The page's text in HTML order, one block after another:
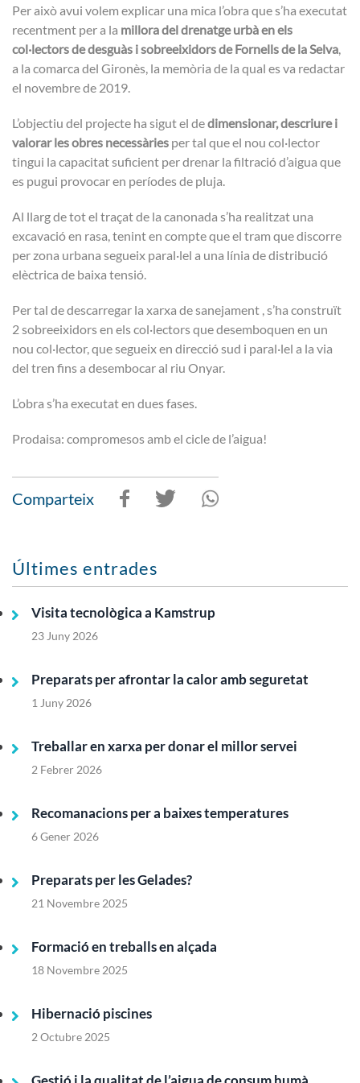
Per això avui volem explicar una mica l’obra que s’ha executat
recentment per a la millora del drenatge urbà en els
col·lectors de desguàs i sobreeixidors de Fornells de la Selva
a la comarca del Gironès, la memòria de la qual es va redactar
el novembre de 2019.
L’objectiu del projecte ha sigut el dedimensionar, descriure i
valorar les obres necessàries per tal que el nou col·lector
tingui la capacitat suficient per drenar la filtració d’aigua que
es pugui provocar en períodes de pluja.
Al llarg de tot el traçat de la canonada s’ha realitzat una
excavació en rasa, tenint en compte que el tram que discorre
per zona urbana segueix paral·lel a una línia de distribució
elèctrica de baixa tensió.
Per tal de descarregar la xarxa de sanejament , s’ha construït
2 sobreeixidors en els col·lectors que desemboquen en un
nou col·lector, que segueix en direcció sud i paral·lel a la via
del tren fins a desembocar al riu Onyar.
L’obra s’ha executat en dues fases.
Prodaisa: compromesos amb el cicle de l’aigua!
Comparteix
Últimes entrades
Visita tecnològica a Kamstrup
23 Juny 2026
Preparats per afrontar la calor amb seguretat
1 Juny 2026
Treballar en xarxa per donar el millor servei
2 Febrer 2026
Recomanacions per a baixes temperatures
6 Gener 2026
Preparats per les Gelades?
21 Novembre 2025
Formació en treballs en alçada
18 Novembre 2025
Hibernació piscines
2 Octubre 2025